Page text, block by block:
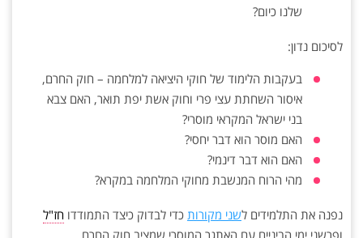
שלנו כיום?
לסיכום נדון:
בעקבות הלימוד של חוקי היציאה למלחמה – חוק החרם,
איסור השחתת עצי פרי וחוק אשת יפת תואר, האם צבא
בני ישראל המקראי מוסרי?
האם מוסר הוא דבר יחסי?
האם הוא דבר דינמי?
מהי הרוח המנשבת מחוקי המלחמה במקרא?
נפנה את התלמידים לשני מקורות כדי לבדוק כיצד התמודדו חז"ל
ופרשני ימי הביניים עם האתגר המוסרי שמציב חוק החרם.